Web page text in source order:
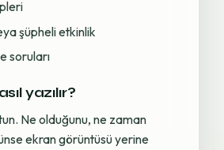
şüpheli etkinlik
soruları
yazılır?
Ne olduğunu, ne zaman
ekran görüntüsü yerine